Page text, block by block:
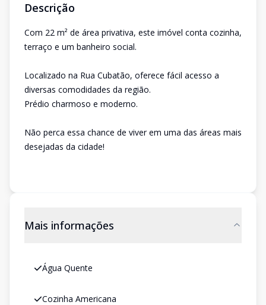
Descrição
Com 22 m² de área privativa, este imóvel conta cozinha,
terraço e um banheiro social.
Localizado na Rua Cubatão, oferece fácil acesso a
diversas comodidades da região.
Prédio charmoso e moderno.
Não perca essa chance de viver em uma das áreas mais
desejadas da cidade!
Mais informações
Água Quente
Cozinha Americana